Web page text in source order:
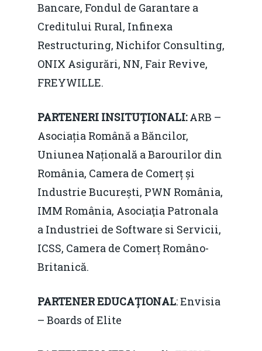
Bancare, Fondul de Garantare a
Creditului Rural, Infinexa
Restructuring, Nichifor Consulting,
ONIX Asigurări, NN, Fair Revive,
FREYWILLE.
PARTENERI INSITUȚIONALI:ARB –
Asociația Română a Băncilor,
Uniunea Națională a Barourilor din
România, Camera de Comerț și
Industrie București, PWN România,
IMM România, Asociaţia Patronala
a Industriei de Software si Servicii,
ICSS, Camera de Comerț Româno-
Britanică.
PARTENER EDUCAȚIONAL: Envisia
– Boards of Elite